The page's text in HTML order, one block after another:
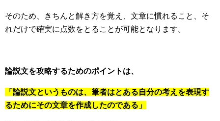
そのため、きちんと解き方を覚え、文章に慣れること、そ
れだけで確実に点数をとることが可能となります。
論説文を攻略するためのポイントは、
「論説文というものは、筆者はとある自分の考えを表現す
るためにその文章を作成したのである」